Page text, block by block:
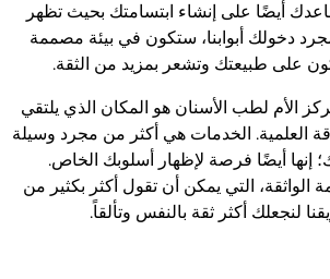
أيضًا على إنشاء ابتسامتك بحيث تظهر
دخولك أبوابنا، ستكون في بيئة مصممة
على طبيعتك وتشعر بمزيد من الثقة.
الأم لطب الأسنان هو المكان الذي يلتقي
العلمية. الخدمات هي أكثر من مجرد وسيلة
إنها أيضًا فرصة لإظهار أسلوبك الخاص.
الواثقة، التي يمكن أن تقول أكثر بكثير من
لنجعلك أكثر ثقة بالنفس وتألقاً.